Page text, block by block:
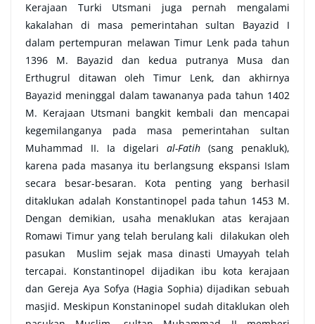
Kerajaan Turki Utsmani juga pernah mengalami
kakalahan di masa pemerintahan sultan Bayazid I
dalam pertempuran melawan Timur Lenk pada tahun
1396 M. Bayazid dan kedua putranya Musa dan
Erthugrul ditawan oleh Timur Lenk, dan akhirnya
Bayazid meninggal dalam tawananya pada tahun 1402
M. Kerajaan Utsmani bangkit kembali dan mencapai
kegemilanganya pada masa pemerintahan sultan
Muhammad II. Ia digelari al-Fatih (sang penakluk),
karena pada masanya itu berlangsung ekspansi Islam
secara besar-besaran. Kota penting yang berhasil
ditaklukan adalah Konstantinopel pada tahun 1453 M.
Dengan demikian, usaha menaklukan atas kerajaan
Romawi Timur yang telah berulang kali dilakukan oleh
pasukan Muslim sejak masa dinasti Umayyah telah
tercapai. Konstantinopel dijadikan ibu kota kerajaan
dan Gereja Aya Sofya (Hagia Sophia) dijadikan sebuah
masjid. Meskipun Konstaninopel sudah ditaklukan oleh